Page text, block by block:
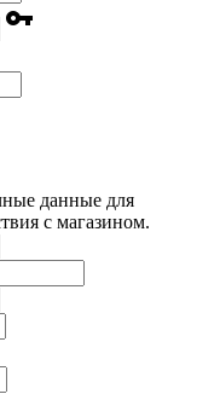
vpn_key
данные для
с магазином.